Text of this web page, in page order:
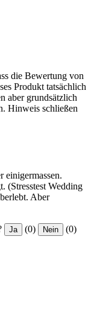
die Bewertung von
Produkt tatsächlich
aber grundsätzlich
Hinweis schließen
einigermassen.
(Stresstest Wedding
Aber
Ja (0) Nein (0)